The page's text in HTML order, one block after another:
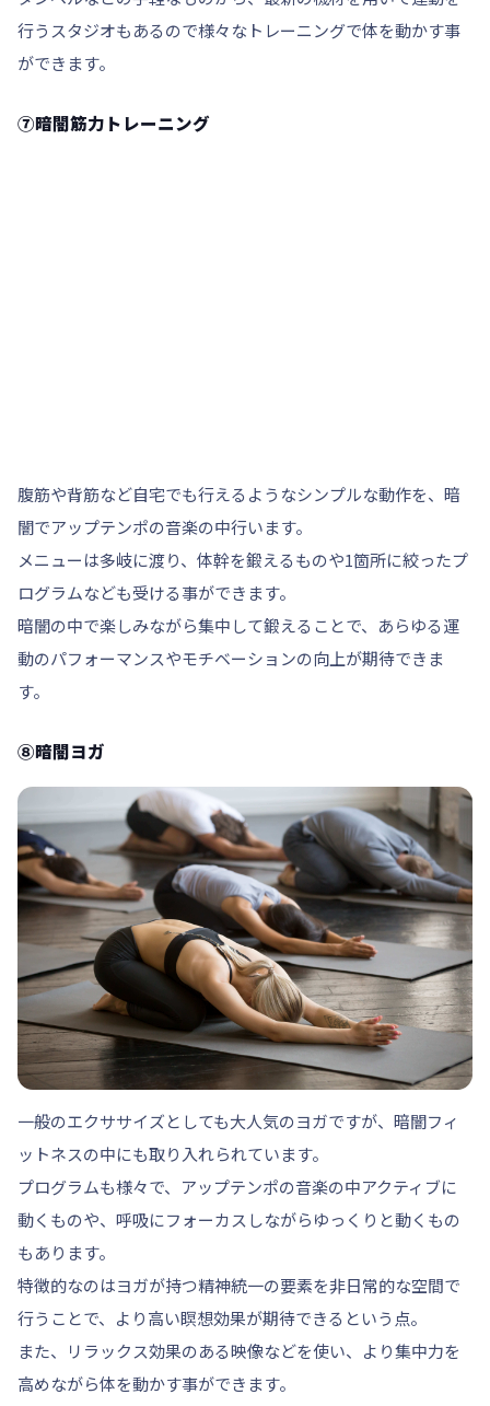
行うスタジオもあるので様々なトレーニングで体を動かす事
ができます。
⑦暗闇筋力トレーニング
腹筋や背筋など自宅でも行えるようなシンプルな動作を、暗
闇でアップテンポの音楽の中行います。
メニューは多岐に渡り、体幹を鍛えるものや1箇所に絞ったプ
ログラムなども受ける事ができます。
暗闇の中で楽しみながら集中して鍛えることで、あらゆる運
動のパフォーマンスやモチベーションの向上が期待できま
す。
⑧暗闇ヨガ
一般のエクササイズとしても大人気のヨガですが、暗闇フィ
ットネスの中にも取り入れられています。
プログラムも様々で、アップテンポの音楽の中アクティブに
動くものや、呼吸にフォーカスしながらゆっくりと動くもの
もあります。
特徴的なのはヨガが持つ精神統一の要素を非日常的な空間で
行うことで、より高い瞑想効果が期待できるという点。
また、リラックス効果のある映像などを使い、より集中力を
高めながら体を動かす事ができます。